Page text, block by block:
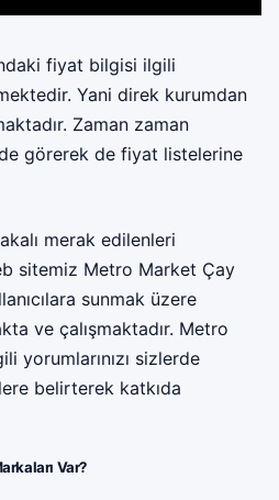
fiyat bilgisi ilgili
Yani direk kurumdan
Zaman zaman
görerek de fiyat listelerine
merak edilenleri
sitemiz Metro Market Çay
sunmak üzere
ve çalışmaktadır. Metro
yorumlarınızı sizlerde
belirterek katkıda
Var?